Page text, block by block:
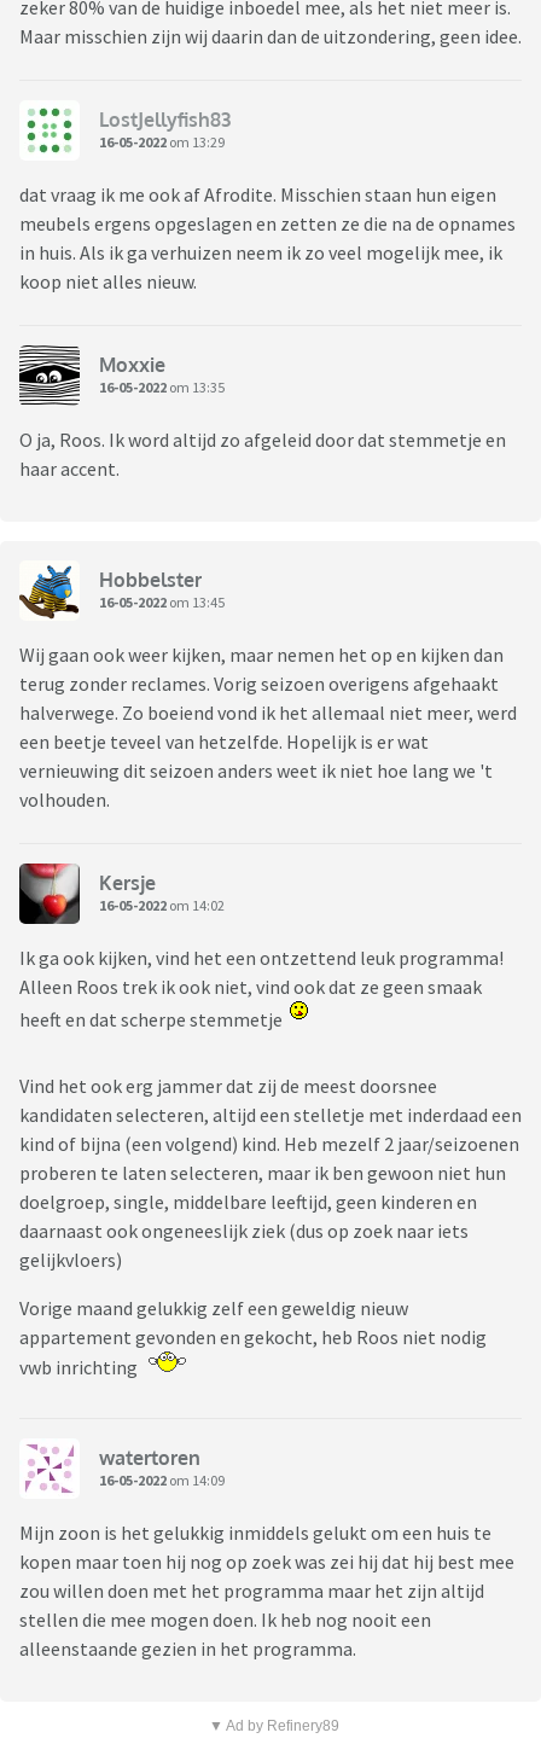
zeker 80% van de huidige inboedel mee, als het niet meer is.
Maar misschien zijn wij daarin dan de uitzondering, geen idee.
LostJellyfish83
16-05-2022 om 13:29
dat vraag ik me ook af Afrodite. Misschien staan hun eigen
meubels ergens opgeslagen en zetten ze die na de opnames
in huis. Als ik ga verhuizen neem ik zo veel mogelijk mee, ik
koop niet alles nieuw.
Moxxie
16-05-2022 om 13:35
O ja, Roos. Ik word altijd zo afgeleid door dat stemmetje en
haar accent.
Hobbelster
16-05-2022 om 13:45
Wij gaan ook weer kijken, maar nemen het op en kijken dan
terug zonder reclames. Vorig seizoen overigens afgehaakt
halverwege. Zo boeiend vond ik het allemaal niet meer, werd
een beetje teveel van hetzelfde. Hopelijk is er wat
vernieuwing dit seizoen anders weet ik niet hoe lang we 't
volhouden.
Kersje
16-05-2022 om 14:02
Ik ga ook kijken, vind het een ontzettend leuk programma!
Alleen Roos trek ik ook niet, vind ook dat ze geen smaak
heeft en dat scherpe stemmetje
Vind het ook erg jammer dat zij de meest doorsnee
kandidaten selecteren, altijd een stelletje met inderdaad een
kind of bijna (een volgend) kind. Heb mezelf 2 jaar/seizoenen
proberen te laten selecteren, maar ik ben gewoon niet hun
doelgroep, single, middelbare leeftijd, geen kinderen en
daarnaast ook ongeneeslijk ziek (dus op zoek naar iets
gelijkvloers)
Vorige maand gelukkig zelf een geweldig nieuw
appartement gevonden en gekocht, heb Roos niet nodig
vwb inrichting
watertoren
16-05-2022 om 14:09
Mijn zoon is het gelukkig inmiddels gelukt om een huis te
kopen maar toen hij nog op zoek was zei hij dat hij best mee
zou willen doen met het programma maar het zijn altijd
stellen die mee mogen doen. Ik heb nog nooit een
alleenstaande gezien in het programma.
▼ Ad by Refinery89